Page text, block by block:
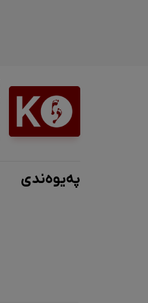
پەیوەندی